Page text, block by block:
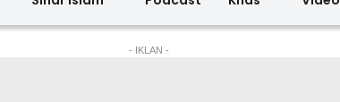
- IKLAN -